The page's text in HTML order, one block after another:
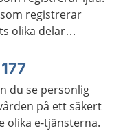
registrerar
olika delar
i hjärnan.
du se personlig
på ett säkert
olika e-tjänsterna.